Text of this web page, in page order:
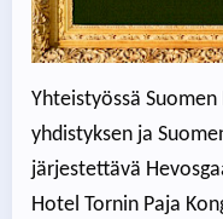
Yhteistyössä
yhdistyksen ja
järjestettävä
Hotel Tornin Paja